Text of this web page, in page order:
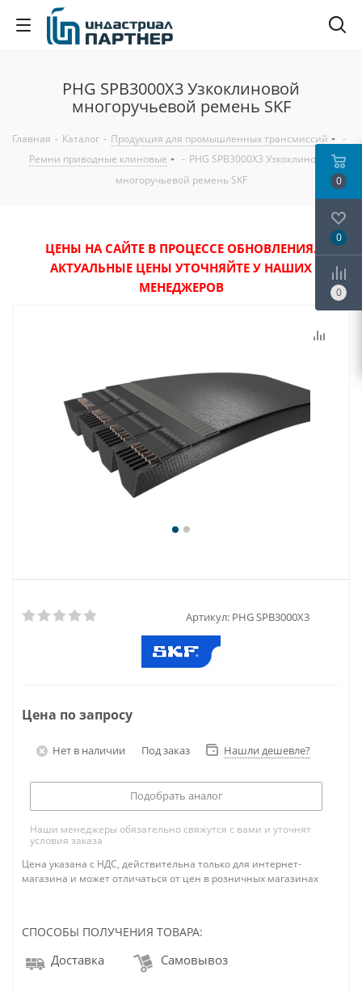
PHG SPB3000X3 Узкоклиновой
многоручьевой ремень SKF
Главная - Каталог - Продукция для промышленных трансмиссий
-
Ремни приводные клиновые
- PHG SPB3000X3 Узкоклиновой
многоручьевой ремень SKF
ЦЕНЫ НА САЙТЕ В ПРОЦЕССЕ ОБНОВЛЕНИЯ.
АКТУАЛЬНЫЕ ЦЕНЫ УТОЧНЯЙТЕ У НАШИХ
МЕНЕДЖЕРОВ
Артикул: PHG SPB3000X3
Цена по запросу
Нет в наличии Под заказ Нашли дешевле?
Подобрать аналог
Наши менеджеры обязательно свяжутся с вами и уточнят
условия заказа
Цена указана с НДС, действительна только для интернет-
магазина и может отличаться от цен в розничных магазинах
СПОСОБЫ ПОЛУЧЕНИЯ ТОВАРА:
Доставка Самовывоз
0
0
0